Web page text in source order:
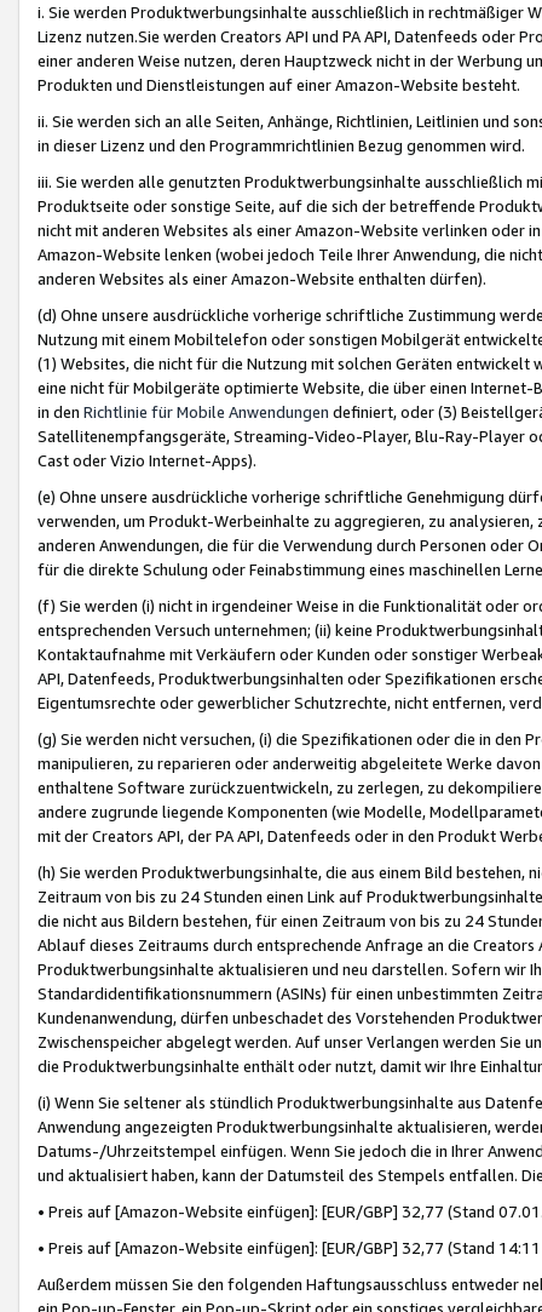
i. Sie werden Produktwerbungsinhalte ausschließlich in rechtmäßiger
Lizenz nutzen.Sie werden Creators API und PA API, Datenfeeds oder
einer anderen Weise nutzen, deren Hauptzweck nicht in der Werbung
Produkten und Dienstleistungen auf einer Amazon-Website besteht.
ii. Sie werden sich an alle Seiten, Anhänge, Richtlinien, Leitlinien und
in dieser Lizenz und den Programmrichtlinien Bezug genommen wird.
iii. Sie werden alle genutzten Produktwerbungsinhalte ausschließlich
Produktseite oder sonstige Seite, auf die sich der betreffende
nicht mit anderen Websites als einer Amazon-Website verlinken oder
Amazon-Website lenken (wobei jedoch Teile Ihrer Anwendung, die
anderen Websites als einer Amazon-Website enthalten dürfen).
(d) Ohne unsere ausdrückliche vorherige schriftliche Zustimmung
Nutzung mit einem Mobiltelefon oder sonstigen Mobilgerät
(1) Websites, die nicht für die Nutzung mit solchen Geräten
eine nicht für Mobilgeräte optimierte Website, die über einen
in den Richtlinie für Mobile Anwendungen definiert, oder (3)
Satellitenempfangsgeräte, Streaming-Video-Player, Blu-Ray-Player
Cast oder Vizio Internet-Apps).
(e) Ohne unsere ausdrückliche vorherige schriftliche Genehmigung
verwenden, um Produkt-Werbeinhalte zu aggregieren, zu
anderen Anwendungen, die für die Verwendung durch Personen
für die direkte Schulung oder Feinabstimmung eines maschinellen
(f) Sie werden (i) nicht in irgendeiner Weise in die Funktionalität oder
entsprechenden Versuch unternehmen; (ii) keine
Kontaktaufnahme mit Verkäufern oder Kunden oder sonstiger
API, Datenfeeds, Produktwerbungsinhalten oder Spezifikationen
Eigentumsrechte oder gewerblicher Schutzrechte, nicht entfernen,
(g) Sie werden nicht versuchen, (i) die Spezifikationen oder die in
manipulieren, zu reparieren oder anderweitig abgeleitete Werke
enthaltene Software zurückzuentwickeln, zu zerlegen, zu
andere zugrunde liegende Komponenten (wie Modelle,
mit der Creators API, der PA API, Datenfeeds oder in den Produkt
(h) Sie werden Produktwerbungsinhalte, die aus einem Bild bestehen,
Zeitraum von bis zu 24 Stunden einen Link auf
die nicht aus Bildern bestehen, für einen Zeitraum von bis zu 24
Ablauf dieses Zeitraums durch entsprechende Anfrage an die
Produktwerbungsinhalte aktualisieren und neu darstellen. Sofern wir
Standardidentifikationsnummern (ASINs) für einen unbestimmten
Kundenanwendung, dürfen unbeschadet des Vorstehenden
Zwischenspeicher abgelegt werden. Auf unser Verlangen werden Sie
die Produktwerbungsinhalte enthält oder nutzt, damit wir Ihre
(i) Wenn Sie seltener als stündlich Produktwerbungsinhalte aus
Anwendung angezeigten Produktwerbungsinhalte aktualisieren,
Datums-/Uhrzeitstempel einfügen. Wenn Sie jedoch die in Ihrer
und aktualisiert haben, kann der Datumsteil des Stempels entfallen.
• Preis auf [Amazon-Website einfügen]: [EUR/GBP] 32,77 (Stand
• Preis auf [Amazon-Website einfügen]: [EUR/GBP] 32,77 (Stand
Außerdem müssen Sie den folgenden Haftungsausschluss entweder
ein Pop-up-Fenster, ein Pop-up-Skript oder ein sonstiges